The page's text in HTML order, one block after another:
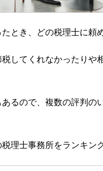
とき、どの税理士に頼
してくれなかったりや
るので、複数の評判
理士事務所をランキン